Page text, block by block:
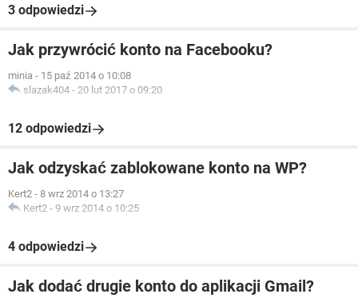
3 odpowiedzi
Jak przywrócić konto na Facebooku?
minia - 15 paź 2014 o 10:08
slazak404 - 20 lut 2017 o 09:20
12 odpowiedzi
Jak odzyskać zablokowane konto na WP?
Kert2 - 8 wrz 2014 o 13:27
Kert2 - 9 wrz 2014 o 10:25
4 odpowiedzi
Jak dodać drugie konto do aplikacji Gmail?